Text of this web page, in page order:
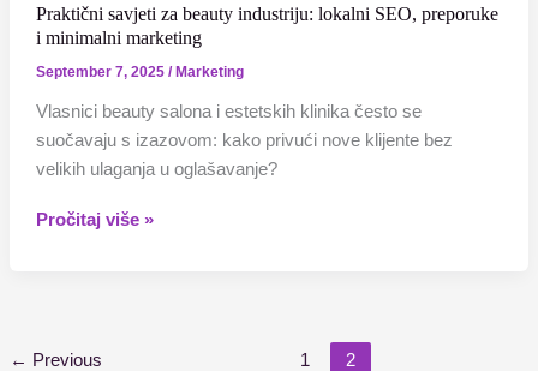
Praktični savjeti za beauty industriju: lokalni SEO, preporuke
i minimalni marketing
September 7, 2025 / Marketing
Vlasnici beauty salona i estetskih klinika često se
suočavaju s izazovom: kako privući nove klijente bez
velikih ulaganja u oglašavanje?
Pročitaj više »
← Previous 1 2